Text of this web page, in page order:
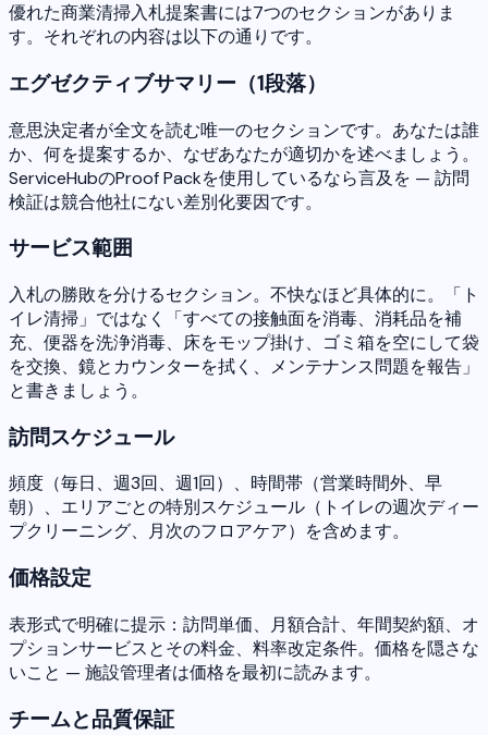
優れた商業清掃入札提案書には7つのセクションがありま
す。それぞれの内容は以下の通りです。
エグゼクティブサマリー（1段落）
意思決定者が全文を読む唯一のセクションです。あなたは誰
か、何を提案するか、なぜあなたが適切かを述べましょう。
ServiceHubのProof Packを使用しているなら言及を — 訪問
検証は競合他社にない差別化要因です。
サービス範囲
入札の勝敗を分けるセクション。不快なほど具体的に。「ト
イレ清掃」ではなく「すべての接触面を消毒、消耗品を補
充、便器を洗浄消毒、床をモップ掛け、ゴミ箱を空にして袋
を交換、鏡とカウンターを拭く、メンテナンス問題を報告」
と書きましょう。
訪問スケジュール
頻度（毎日、週3回、週1回）、時間帯（営業時間外、早
朝）、エリアごとの特別スケジュール（トイレの週次ディー
プクリーニング、月次のフロアケア）を含めます。
価格設定
表形式で明確に提示：訪問単価、月額合計、年間契約額、オ
プションサービスとその料金、料率改定条件。価格を隠さな
いこと — 施設管理者は価格を最初に読みます。
チームと品質保証